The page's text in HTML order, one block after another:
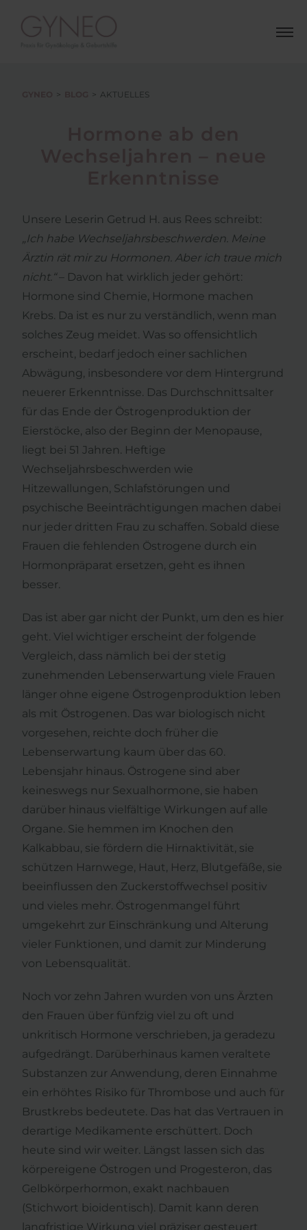
AKTUELLES
Unsere Leserin Getrud H. aus Rees schreibt:
„Ich habe Wechseljahrsbeschwerden. Meine
Ärztin rät mir zu Hormonen. Aber ich traue mich
nicht.“– Davon hat wirklich jeder gehört:
Hormone sind Chemie, Hormone machen
Krebs. Da ist es nur zu verständlich, wenn man
solches Zeug meidet. Was so offensichtlich
erscheint, bedarf jedoch einer sachlichen
Abwägung, insbesondere vor dem Hintergrund
neuerer Erkenntnisse. Das Durchschnittsalter
für das Ende der Östrogenproduktion der
Eierstöcke, also der Beginn der Menopause,
liegt bei 51 Jahren. Heftige
Wechseljahrsbeschwerden wie
Hitzewallungen, Schlafstörungen und
psychische Beeinträchtigungen machen dabei
nur jeder dritten Frau zu schaffen. Sobald diese
Frauen die fehlenden Östrogene durch ein
Hormonpräparat ersetzen, geht es ihnen
besser.
Das ist aber gar nicht der Punkt, um den es hier
geht. Viel wichtiger erscheint der folgende
Vergleich, dass nämlich bei der stetig
zunehmenden Lebenserwartung viele Frauen
länger ohne eigene Östrogenproduktion leben
als mit Östrogenen. Das war biologisch nicht
vorgesehen, reichte doch früher die
Lebenserwartung kaum über das 60.
Lebensjahr hinaus. Östrogene sind aber
keineswegs nur Sexualhormone, sie haben
darüber hinaus vielfältige Wirkungen auf alle
Organe. Sie hemmen im Knochen den
Kalkabbau, sie fördern die Hirnaktivität, sie
schützen Harnwege, Haut, Herz, Blutgefäße, sie
beeinflussen den Zuckerstoffwechsel positiv
und vieles mehr. Östrogenmangel führt
umgekehrt zur Einschränkung und Alterung
vieler Funktionen, und damit zur Minderung
von Lebensqualität.
Noch vor zehn Jahren wurden von uns Ärzten
den Frauen über fünfzig viel zu oft und
unkritisch Hormone verschrieben, ja geradezu
aufgedrängt. Darüberhinaus kamen veraltete
Substanzen zur Anwendung, deren Einnahme
ein erhöhtes Risiko für Thrombose und auch für
Brustkrebs bedeutete. Das hat das Vertrauen in
derartige Medikamente erschüttert. Doch
heute sind wir weiter. Längst lassen sich das
körpereigene Östrogen und Progesteron, das
Gelbkörperhormon, exakt nachbauen
(Stichwort bioidentisch). Damit kann deren
langfristige Wirkung viel präziser gesteuert